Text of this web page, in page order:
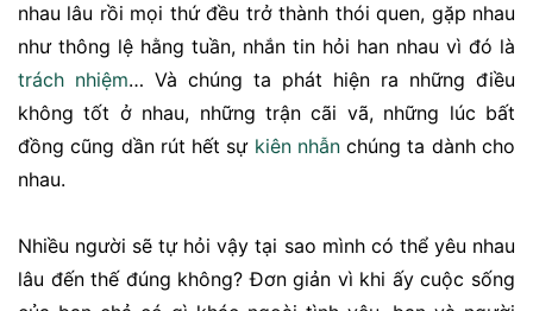
nhau lâu rồi mọi thứ đều trở thành thói quen, gặp nhau
như thông lệ hằng tuần, nhắn tin hỏi han nhau vì đó là
trách nhiệm… Và chúng ta phát hiện ra những điều
không tốt ở nhau, những trận cãi vã, những lúc bất
đồng cũng dần rút hết sự kiên nhẫnchúng ta dành cho
nhau.
Nhiều người sẽ tự hỏi vậy tại sao mình có thể yêu nhau
lâu đến thế đúng không? Đơn giản vì khi ấy cuộc sống